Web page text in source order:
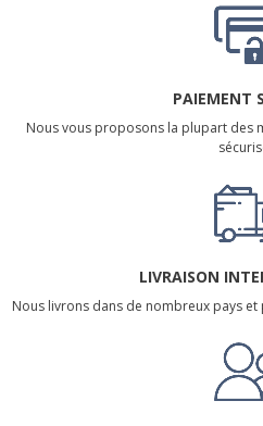
PAIEMENT
Nous vous proposons la plupart des
LIVRAISON
Nous livrons dans de nombreux pays